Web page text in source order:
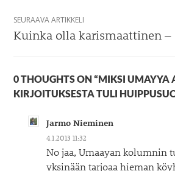
SEURAAVA ARTIKKELI
Kuinka olla karismaattinen –
0 THOUGHTS ON “MIKSI
KIRJOITUKSESTA TULI
Jarmo Nieminen
4.1.2013 11:32
No jaa, Umaayan kolumnin
yksinään tarjoaa hieman